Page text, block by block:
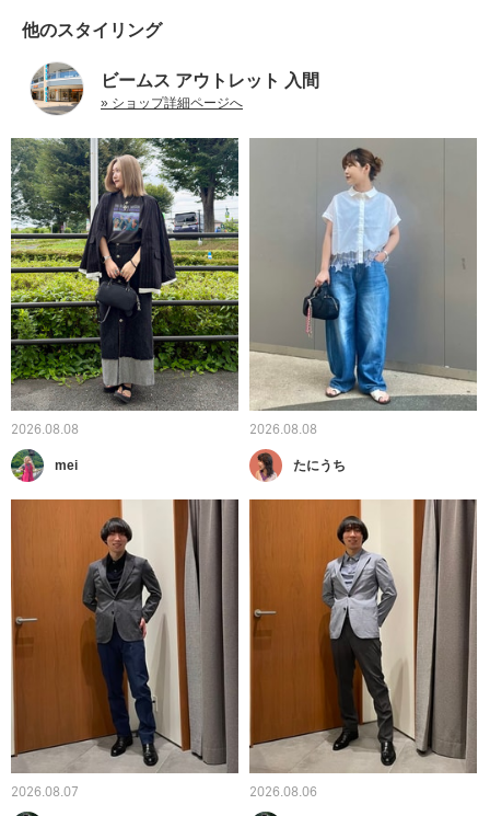
他のスタイリング
ビームス アウトレット 入間
» ショップ詳細ページへ
2026.08.08
mei
2026.08.08
たにうち
2026.08.07 2026.08.06